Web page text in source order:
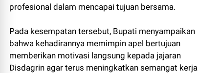
profesional dalam mencapai tujuan bersama.
Pada kesempatan tersebut, Bupati menyampaikan
bahwa kehadirannya memimpin apel bertujuan
memberikan motivasi langsung kepada jajaran
Disdagrin agar terus meningkatkan semangat kerja